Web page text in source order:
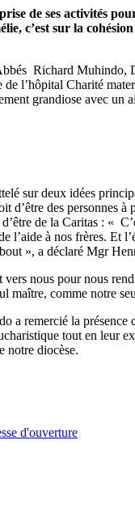
de ses activités
c’est sur la
Richard
l’hôpital Charité
grandiose avec un
sur deux idées
des personnes
de la Caritas : «
l’aide à nos frères.
», a déclaré Mgr
nous pour nous
maître, comme notre
a remercié la
tout en leur
notre diocèse.
d'ouverture